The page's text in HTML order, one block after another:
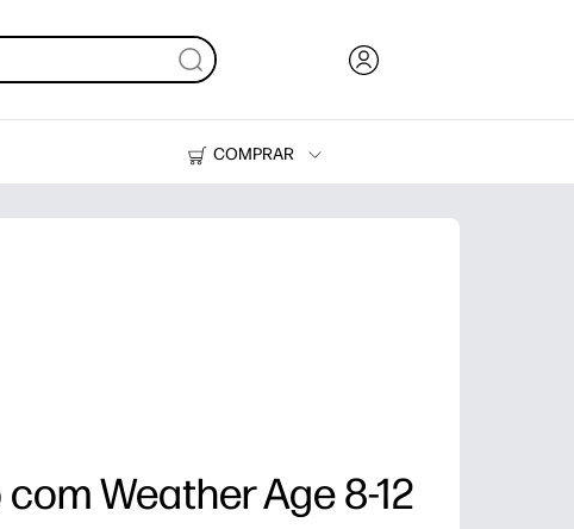
COMPRAR
Suprimentos
Weather Age 8-12